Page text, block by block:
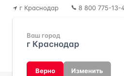
г Краснодар
Ваш город
г Краснодар
Верно Изменить
8 800 775-13-